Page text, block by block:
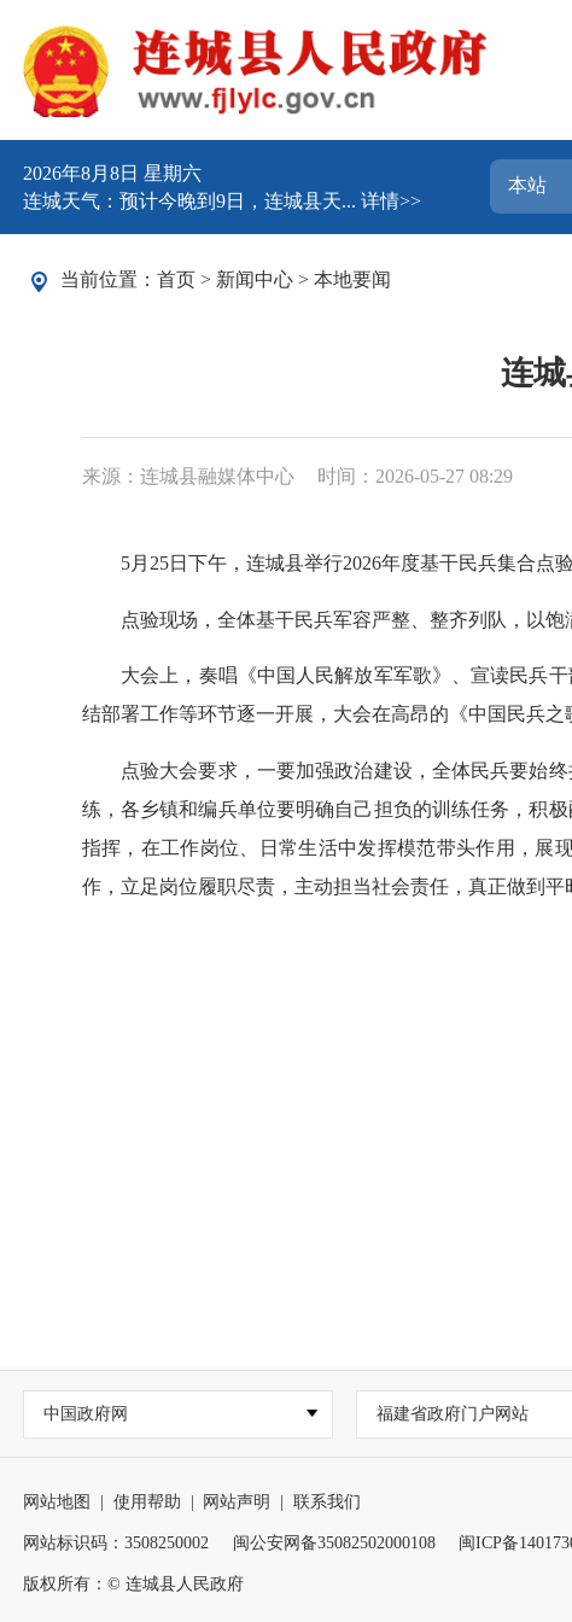
2026年8月8日 星期六
连城天气：预计今晚到9日，连城县天...详情>>
当前位置： 首页 > 新闻中心 > 本地要闻
连
来源：连城县融媒体中心 时间：2026-05-27 08:29
5月25日下午，连城县举行2026年度基干民兵集合点验
点验现场，全体基干民兵军容严整、整齐列队，以饱
大会上，奏唱《中国人民解放军军歌》、宣读民兵干
结部署工作等环节逐一开展，大会在高昂的《中国民兵
点验大会要求，一要加强政治建设，全体民兵要始终
练，各乡镇和编兵单位要明确自己担负的训练任务，积
指挥，在工作岗位、日常生活中发挥模范带头作用，展
作，立足岗位履职尽责，主动担当社会责任，真正做到
中国政府网 福建省政府门户网站
网站地图 | 使用帮助 | 网站声明 | 联系我们
网站标识码：3508250002 闽公安网备35082502000108 闽ICP备
版权所有：© 连城县人民政府